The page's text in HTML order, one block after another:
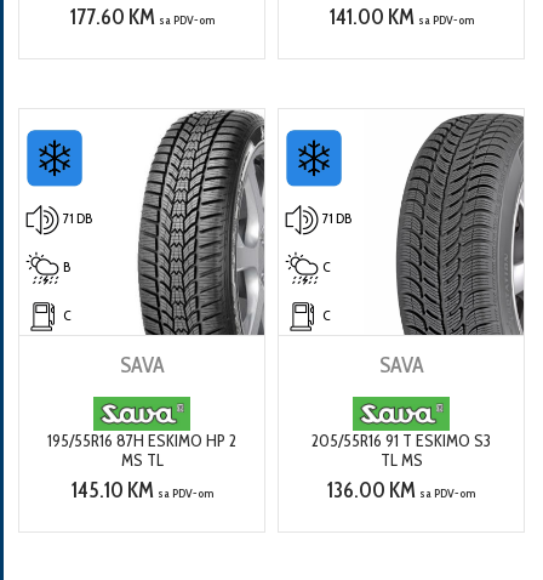
177.60 KM sa PDV-om 141.00 KM sa PDV-om
71 DB
B
C
SAVA
195/55R16 87H ESKIMO HP 2
MS TL
145.10 KM sa PDV-om
71 DB
C
C
SAVA
205/55R16 91 T ESKIMO S3
TL MS
136.00 KM sa PDV-om